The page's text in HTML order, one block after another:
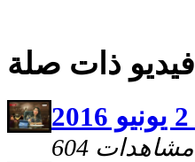
فيديو ذات صلة
604 مشاهدات